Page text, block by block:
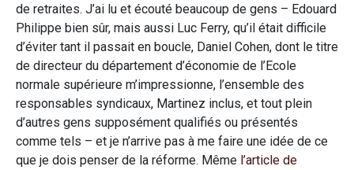
de retraites. J’ai lu et écouté beaucoup de gens – Edouard
Philippe bien sûr, mais aussi Luc Ferry, qu’il était difficile
d’éviter tant il passait en boucle, Daniel Cohen, dont le titre
de directeur du département d’économie de l’Ecole
normale supérieure m’impressionne, l’ensemble des
responsables syndicaux, Martinez inclus, et tout plein
d’autres gens supposément qualifiés ou présentés
comme tels – et je n’arrive pas à me faire une idée de ce
que je dois penser de la réforme. Même l’article de